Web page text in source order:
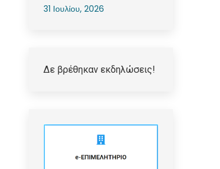
31 Ιουλίου, 2026
Δε βρέθηκαν εκδηλώσεις!